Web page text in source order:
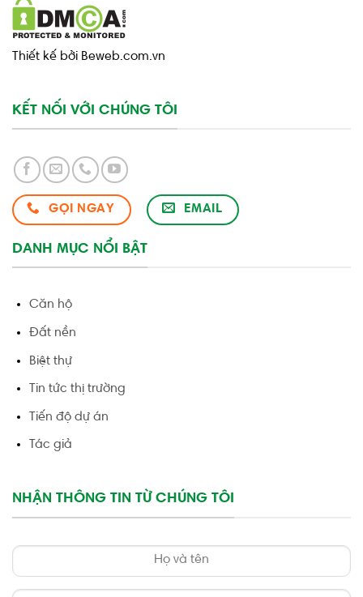
Thiết kế bởi Beweb.com.vn
KẾT NỐI VỚI CHÚNG TÔI
GỌI NGAY EMAIL
DANH MỤC NỔI BẬT
Căn hộ
Đất nền
Biệt thự
Tin tức thị trường
Tiến độ dự án
Tác giả
NHẬN THÔNG TIN TỪ CHÚNG TÔI